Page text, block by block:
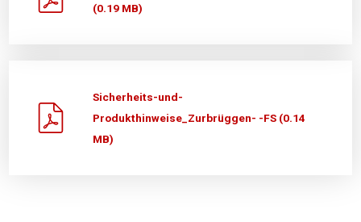
(0.19 MB)
Sicherheits-und-
Produkthinweise_Zurbrüggen- -FS (0.14
MB)